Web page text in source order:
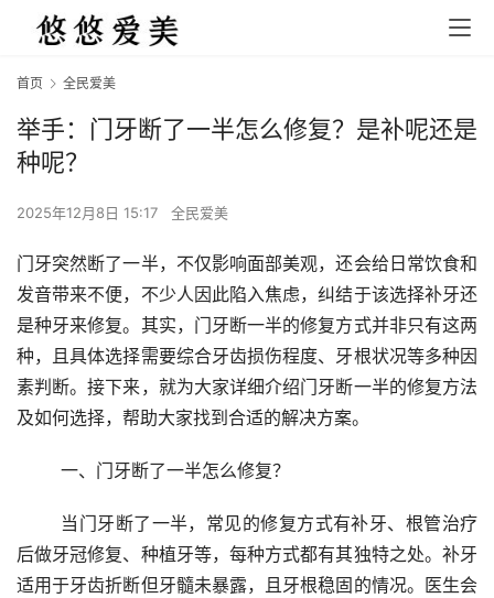
首页 全民爱美
举手：门牙断了一半怎么修复？是补呢还是
种呢？
2025年12月8日 15:17 全民爱美
门牙突然断了一半，不仅影响面部美观，还会给日常饮食和
发音带来不便，不少人因此陷入焦虑，纠结于该选择补牙还
是种牙来修复。其实，门牙断一半的修复方式并非只有这两
种，且具体选择需要综合牙齿损伤程度、牙根状况等多种因
素判断。接下来，就为大家详细介绍门牙断一半的修复方法
及如何选择，帮助大家找到合适的解决方案。
	一、门牙断了一半怎么修复？
后做牙冠修复、种植牙等，每种方式都有其独特之处。补牙
适用于牙齿折断但牙髓未暴露，且牙根稳固的情况。医生会